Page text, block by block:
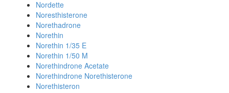
Nordette
Noresthisterone
Norethadrone
Norethin
Norethin 1/35 E
Norethin 1/50 M
Norethindrone Acetate
Norethindrone Norethisterone
Norethisteron